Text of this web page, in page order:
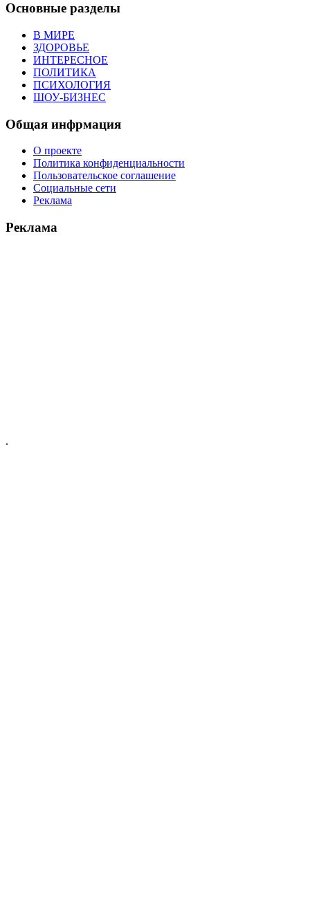
Основные разделы
В МИРЕ
ЗДОРОВЬЕ
ИНТЕРЕСНОЕ
ПОЛИТИКА
ПСИХОЛОГИЯ
ШОУ-БИЗНЕС
Общая инфрмация
О проекте
Политика конфиденциальности
Пользовательское соглашение
Социальные сети
Реклама
Реклама
.